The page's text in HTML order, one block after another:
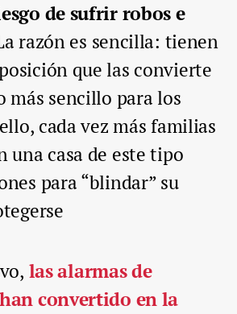
de sufrir robos e
razón es sencilla: tienen
que las convierte
más sencillo para los
cada vez más familias
una casa de este tipo
para “blindar” su
las alarmas de
convertido en la